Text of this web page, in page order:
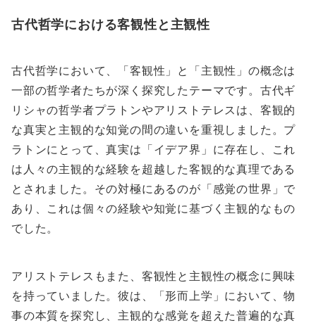
古代哲学における客観性と主観性
古代哲学において、「客観性」と「主観性」の概念は
一部の哲学者たちが深く探究したテーマです。古代ギ
リシャの哲学者プラトンやアリストテレスは、客観的
な真実と主観的な知覚の間の違いを重視しました。プ
ラトンにとって、真実は「イデア界」に存在し、これ
は人々の主観的な経験を超越した客観的な真理である
とされました。その対極にあるのが「感覚の世界」で
あり、これは個々の経験や知覚に基づく主観的なもの
でした。
アリストテレスもまた、客観性と主観性の概念に興味
を持っていました。彼は、「形而上学」において、物
事の本質を探究し、主観的な感覚を超えた普遍的な真